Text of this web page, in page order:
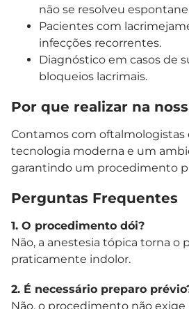
não se resolveu
Pacientes com
infecções recorrentes.
Diagnóstico em casos de
bloqueios lacrimais.
Por que realizar na
Contamos com oftalmologistas
tecnologia moderna e um
garantindo um procedimento
Perguntas Frequentes
1. O procedimento dói?
Não, a anestesia tópica torna o
praticamente indolor.
2. É necessário preparo
Não, o procedimento não exige